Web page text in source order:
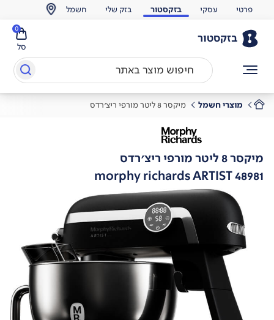
פרטי עסקי בזקסטור בזק שלי חשמל
בזקסטור
סל
0
מוצרי חשמל מיקסר 8 ליטר מורפי ריצ'רדס
מיקסר 8 ליטר מורפי ריצ'רדס
morphy richards ARTIST 48981